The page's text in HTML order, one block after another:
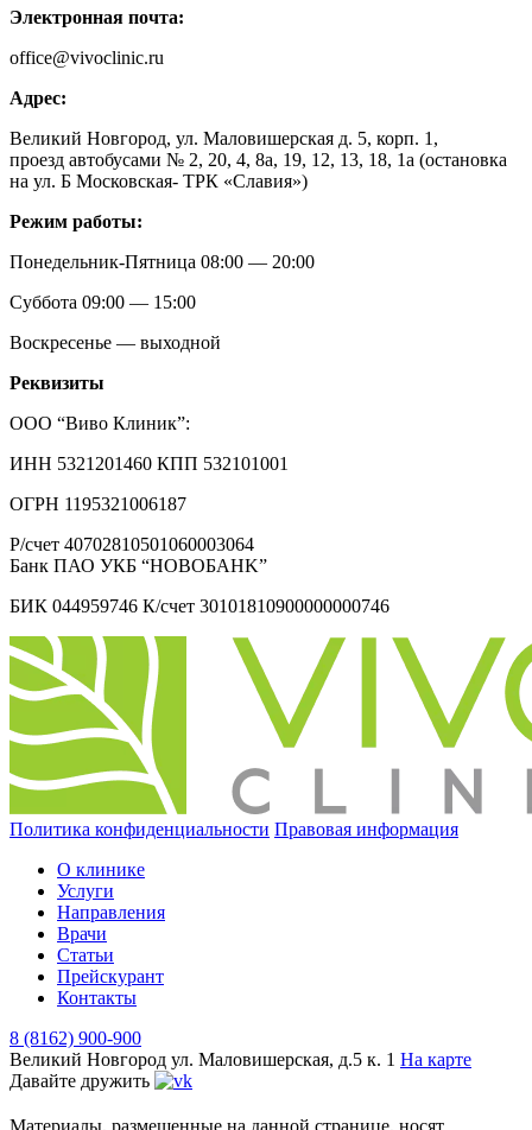
Электронная почта:
office@vivoclinic.ru
Адрес:
Великий Новгород, ул. Маловишерская д. 5, корп. 1,
проезд автобусами № 2, 20, 4, 8a, 19, 12, 13, 18, 1а (остановка
на ул. Б Московская- ТРК «Славия»)
Режим работы:
Понедельник-Пятница 08:00 — 20:00
Суббота 09:00 — 15:00
Воскресенье — выходной
Реквизиты
OOO “Виво Клиник”:
ИНН 5321201460 КПП 532101001
ОГРН 1195321006187
Р/счет 40702810501060003064
Банк ПАО УКБ “HOBOБAHK”
БИК 044959746 К/счет 30101810900000000746
Политика конфиденциальности Правовая информация
О клинике
Услуги
Направления
Врачи
Статьи
Прейскурант
Контакты
8 (8162) 900-900
Великий Новгород ул. Маловишерская, д.5 к. 1 На карте
Давайте дружить
Материалы, размещенные на данной странице, носят